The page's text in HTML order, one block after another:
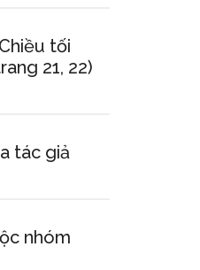
tối
21, 22)
tác giả
nhóm